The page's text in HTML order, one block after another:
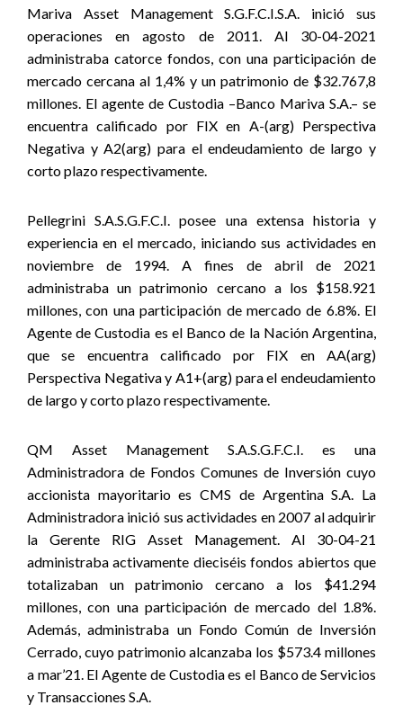
Mariva Asset Management S.G.F.C.I.S.A. inició sus
operaciones en agosto de 2011. Al 30-04-2021
administraba catorce fondos, con una participación de
mercado cercana al 1,4% y un patrimonio de $32.767,8
millones. El agente de Custodia –Banco Mariva S.A.– se
encuentra calificado por FIX en A-(arg) Perspectiva
Negativa y A2(arg) para el endeudamiento de largo y
corto plazo respectivamente.
Pellegrini S.A.S.G.F.C.I. posee una extensa historia y
experiencia en el mercado, iniciando sus actividades en
noviembre de 1994. A fines de abril de 2021
administraba un patrimonio cercano a los $158.921
millones, con una participación de mercado de 6.8%. El
Agente de Custodia es el Banco de la Nación Argentina,
que se encuentra calificado por FIX en AA(arg)
Perspectiva Negativa y A1+(arg) para el endeudamiento
de largo y corto plazo respectivamente.
QM Asset Management S.A.S.G.F.C.I. es una
Administradora de Fondos Comunes de Inversión cuyo
accionista mayoritario es CMS de Argentina S.A. La
Administradora inició sus actividades en 2007 al adquirir
la Gerente RIG Asset Management. Al 30-04-21
administraba activamente dieciséis fondos abiertos que
totalizaban un patrimonio cercano a los $41.294
millones, con una participación de mercado del 1.8%.
Además, administraba un Fondo Común de Inversión
Cerrado, cuyo patrimonio alcanzaba los $573.4 millones
a mar’21. El Agente de Custodia es el Banco de Servicios
y Transacciones S.A.